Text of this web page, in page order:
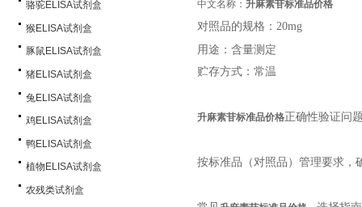
骆驼ELISA试剂盒
猴ELISA试剂盒
豚鼠ELISA试剂盒
猪ELISA试剂盒
兔ELISA试剂盒
鸡ELISA试剂盒
鸭ELISA试剂盒
植物ELISA试剂盒
农残类试剂盒
中文名称： 升麻素苷标准品价格
对照品的规格：20mg
用途：含量测定
贮存方式：常温
升麻素苷标准品价格正确性验证问
按标准品（对照品）管理要求，